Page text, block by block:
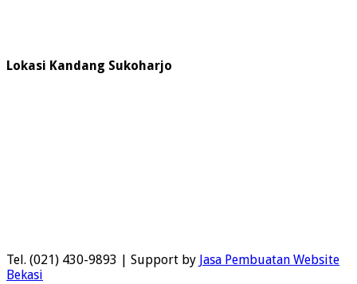
Lokasi Kandang Sukoharjo
Tel. (021) 430-9893 | Support by Jasa Pembuatan Website
Bekasi